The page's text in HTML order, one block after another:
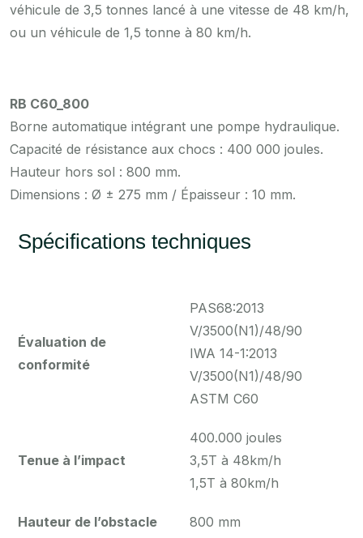
véhicule de 3,5 tonnes lancé à une vitesse de 48 km/h,
ou un véhicule de 1,5 tonne à 80 km/h.
RB C60_800
Borne automatique intégrant une pompe hydraulique.
Capacité de résistance aux chocs : 400 000 joules.
Hauteur hors sol : 800 mm.
Dimensions : Ø ± 275 mm / Épaisseur : 10 mm.
Spécifications techniques
Évaluation de
conformité
PAS68:2013
V/3500(N1)/48/90
IWA 14-1:2013
V/3500(N1)/48/90
ASTM C60
Tenue à l’impact
400.000 joules
3,5T à 48km/h
1,5T à 80km/h
Hauteur de l’obstacle 800 mm